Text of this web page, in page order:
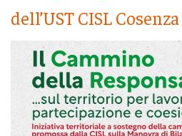
dell’UST CISL Cosenza